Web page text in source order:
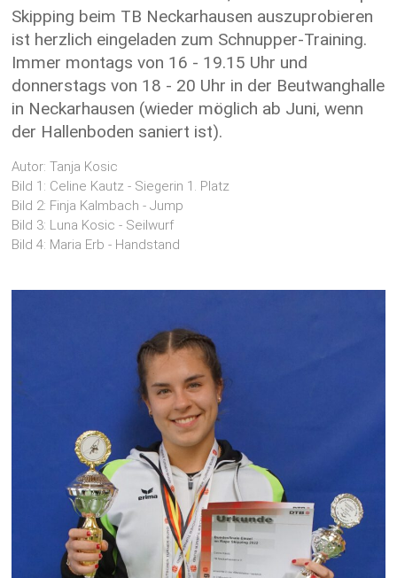
Skipping beim TB Neckarhausen auszuprobieren
ist herzlich eingeladen zum Schnupper-Training.
Immer montags von 16 - 19.15 Uhr und
donnerstags von 18 - 20 Uhr in der Beutwanghalle
in Neckarhausen (wieder möglich ab Juni, wenn
der Hallenboden saniert ist).
Autor: Tanja Kosic
Bild 1: Celine Kautz - Siegerin 1. Platz
Bild 2: Finja Kalmbach - Jump
Bild 3: Luna Kosic - Seilwurf
Bild 4: Maria Erb - Handstand